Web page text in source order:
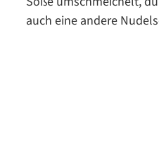
auch eine andere